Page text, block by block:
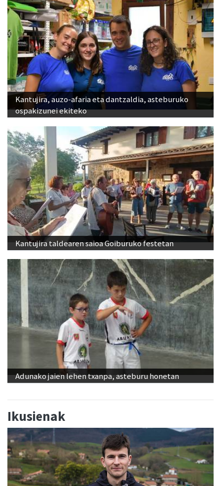
Kantujira, auzo-afaria eta dantzaldia, asteburuko
ospakizunei ekiteko
Kantujira taldearen saioa Goiburuko festetan
Adunako jaien lehen txanpa, asteburu honetan
Ikusienak